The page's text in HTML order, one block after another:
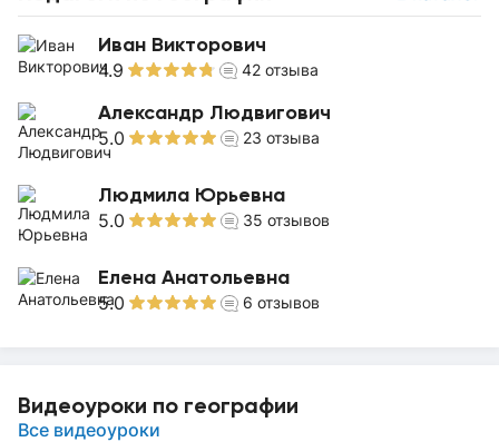
Иван Викторович
4.9 42 отзыва
Александр Людвигович
5.0 23 отзыва
Людмила Юрьевна
5.0 35 отзывов
Елена Анатольевна
5.0 6 отзывов
Видеоуроки по географии
Все видеоуроки